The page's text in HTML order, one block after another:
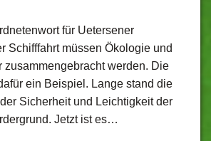
für Uetersener
Schifffahrt müssen Ökologie und
zusammengebracht werden. Die
ein Beispiel. Lange stand die
Sicherheit und Leichtigkeit der
Jetzt ist es…